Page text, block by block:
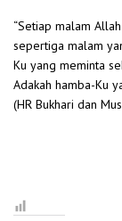
“Setiap malam
sepertiga malam
Ku yang meminta
Adakah hamba-Ku
(HR Bukhari dan